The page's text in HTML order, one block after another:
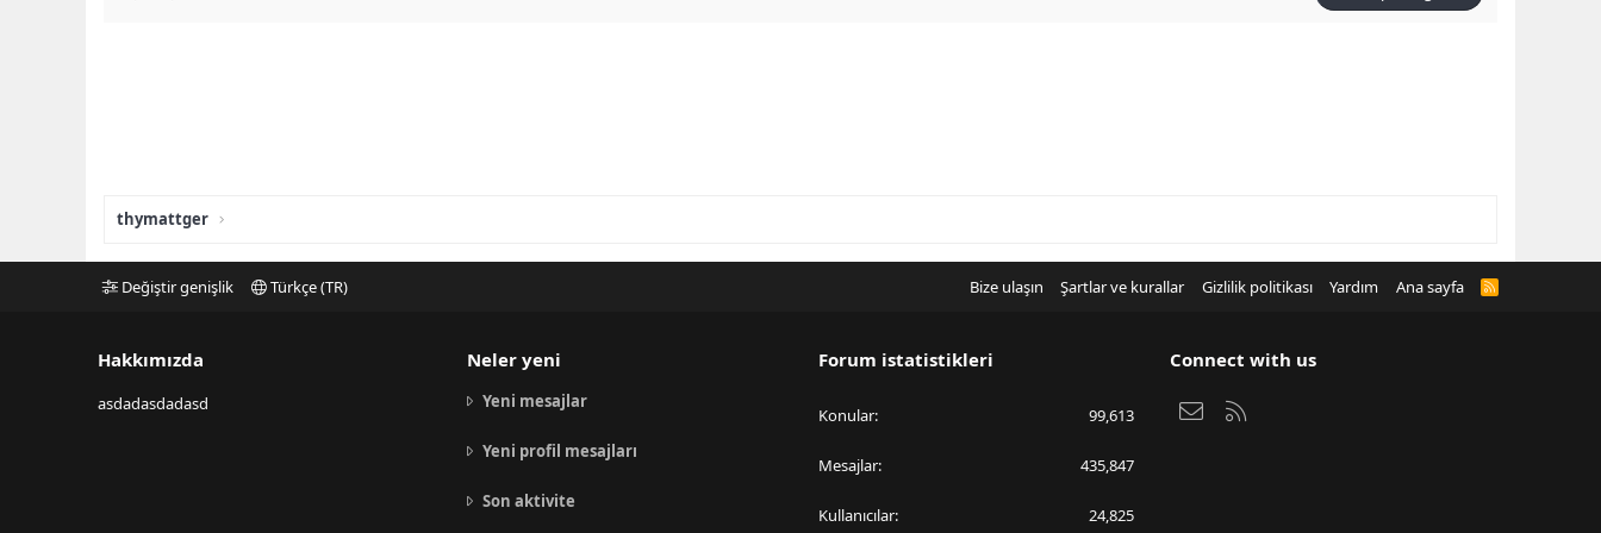
thymattger
Değiştir genişlik Türkçe (TR) Bize ulaşın Şartlar ve kurallar Gizlilik politikası Yardım Ana sayfa
R
Hakkımızda
asdadasdadasd
Neler yeni
Yeni mesajlar
Yeni profil mesajları
Son aktivite
Forum istatistikleri
Konular 99,613
Mesajlar 435,847
Kullanıcılar 24,825
Connect with us
Bize ulaşın